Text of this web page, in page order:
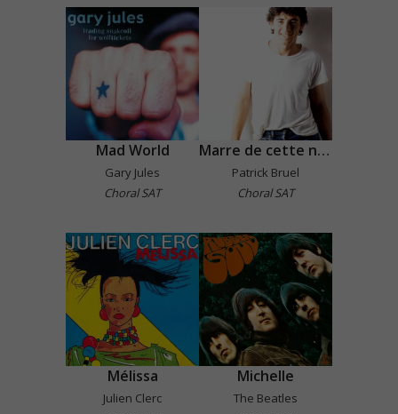
Mad World
Gary Jules
Choral SAT
Marre de cette nana-là !
Patrick Bruel
Choral SAT
Mélissa
Julien Clerc
Michelle
The Beatles